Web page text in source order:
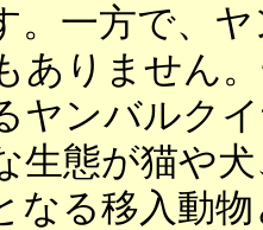
。一方で、
ありません
ヤンバルク
生態が猫や
なる移入動